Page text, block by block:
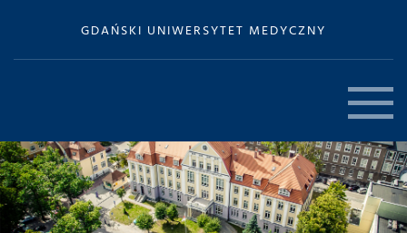
GDAŃSKI UNIWERSYTET MEDYCZNY